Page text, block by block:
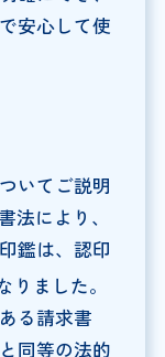
安心して使
いてご説明
法により、
鑑は、認印
ました。
る請求書
同等の法的